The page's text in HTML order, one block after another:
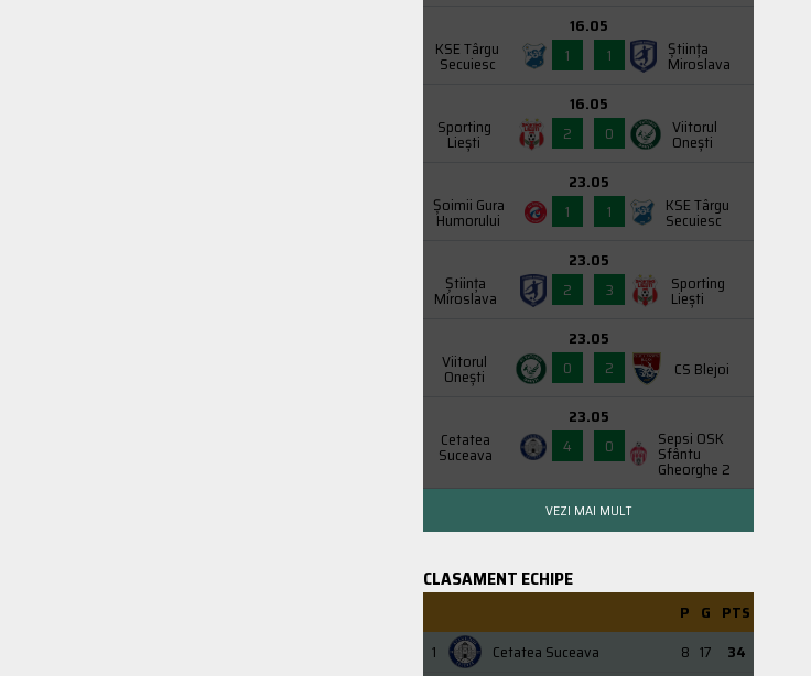
KSE Târgu
Secuiesc
16.05
1
1 Știința
Miroslava
Sporting
Liești
16.05
2
0 Viitorul
Onești
Şoimii Gura
Humorului
23.05
1
1 KSE Târgu
Secuiesc
Știința
Miroslava
23.05
2
3 Sporting
Liești
Viitorul
Onești
23.05
0
2 CS Blejoi
Cetatea
Suceava
23.05
4
0 Sepsi OSK
Sfântu
Gheorghe 2
VEZI MAI MULT
CLASAMENT ECHIPE
P G PTS
1
Cetatea Suceava 8 17 34